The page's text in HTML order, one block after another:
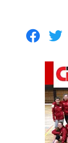
facebook